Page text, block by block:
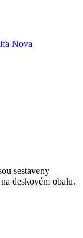
Nova
sestaveny
deskovém obalu.